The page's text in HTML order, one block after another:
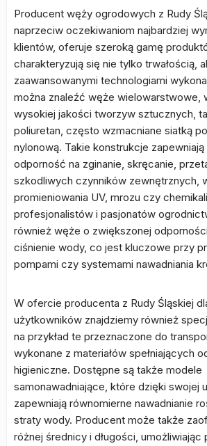
Producent węży ogrodowych z Rudy
naprzeciw oczekiwaniom najbardziej
klientów, oferuje szeroką gamę
charakteryzują się nie tylko trwałością,
zaawansowanymi technologiami
można znaleźć węże wielowarstwowe,
wysokiej jakości tworzyw sztucznych,
poliuretan, często wzmacniane siatką
nylonową. Takie konstrukcje
odporność na zginanie, skręcanie,
szkodliwych czynników zewnętrznych,
promieniowania UV, mrozu czy
profesjonalistów i pasjonatów
również węże o zwiększonej
ciśnienie wody, co jest kluczowe przy
pompami czy systemami nawadniania
W ofercie producenta z Rudy Śląskiej
użytkowników znajdziemy również
na przykład te przeznaczone do
wykonane z materiałów spełniających
higieniczne. Dostępne są także modele
samonawadniające, które dzięki swojej
zapewniają równomierne nawadnianie
straty wody. Producent może także
różnej średnicy i długości, umożliwiając